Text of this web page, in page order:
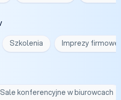
Szkolenia Imprezy firmowe
Sale konferencyjne w biurowcach